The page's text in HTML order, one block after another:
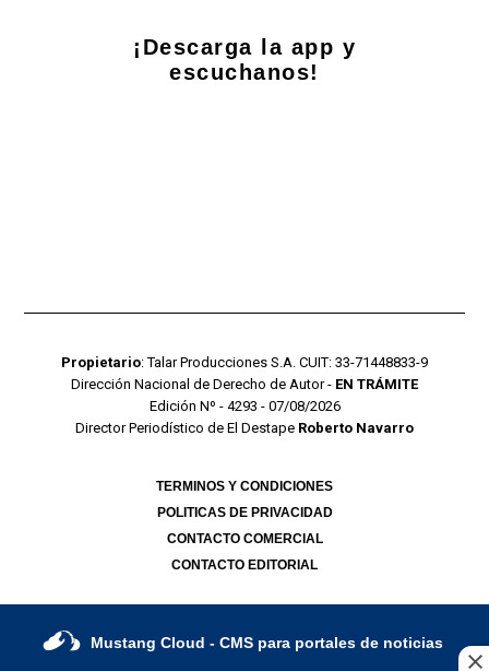
¡Descarga la app y
escuchanos!
Propietario: Talar Producciones S.A. CUIT: 33-71448833-9
Dirección Nacional de Derecho de Autor - EN TRÁMITE
Edición Nº - 4293 - 07/08/2026
Director Periodístico de El Destape Roberto Navarro
TERMINOS Y CONDICIONES
POLITICAS DE PRIVACIDAD
CONTACTO COMERCIAL
CONTACTO EDITORIAL
Mustang Cloud - CMS para portales de noticias